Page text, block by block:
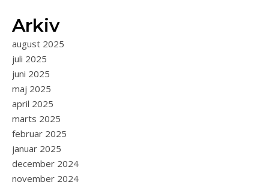
Arkiv
august 2025
juli 2025
juni 2025
maj 2025
april 2025
marts 2025
februar 2025
januar 2025
december 2024
november 2024